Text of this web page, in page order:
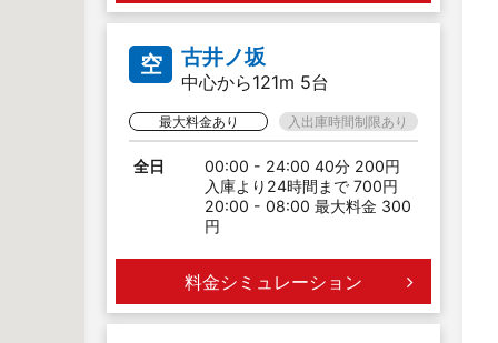
空 古井ノ坂
中心から121m 5台
最大料金あり 入出庫時間制限あり
全日
00:00 - 24:00 40分 200円
入庫より24時間まで 700円
20:00 - 08:00 最大料金 300
円
料金シミュレーション